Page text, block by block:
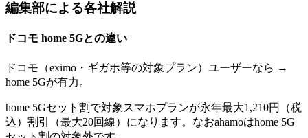
編集部による各社解説
ドコモ home 5Gとの違い
ドコモ（eximo・ギガホ等の対象プラン）ユーザーなら →
home 5Gが有力。
home 5Gセット割で対象スマホプランが永年最大1,210円（税
込）割引（最大20回線）になります。なおahamoはhome 5G